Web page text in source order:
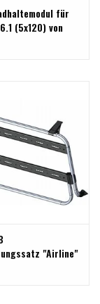
für
(5x120) von
"Airline"
für